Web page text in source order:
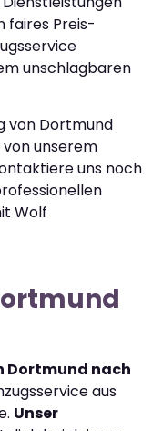
faires Preis-
unschlagbaren
von Dortmund
unserem
uns noch
Wolf
Dortmund nach
aus
Unser